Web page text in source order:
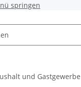
springen
und Gastgewerbe